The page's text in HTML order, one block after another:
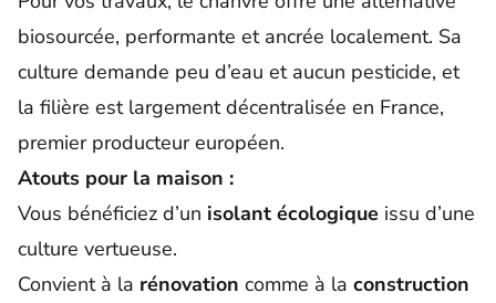
biosourcée, performante et ancrée localement. Sa
culture demande peu d’eau et aucun pesticide, et
la filière est largement décentralisée en France,
premier producteur européen.
Atouts pour la maison :
Vous bénéficiez d’un isolant écologique issu d’une
culture vertueuse.
Convient à la rénovation comme à la construction